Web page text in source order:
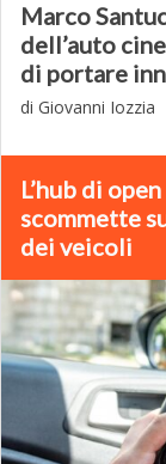
Marco
dell’auto
di portare
di Giovanni Iozzia
L’hub di
scommette
dei veicoli